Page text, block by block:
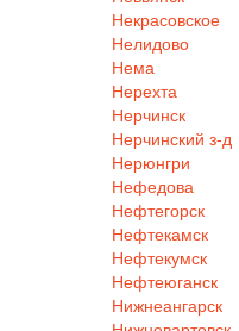
Некрасовское
Нелидово
Нема
Нерехта
Нерчинск
Нерчинский з-д
Нерюнгри
Нефедова
Нефтегорск
Нефтекамск
Нефтекумск
Нефтеюганск
Нижнеангарск